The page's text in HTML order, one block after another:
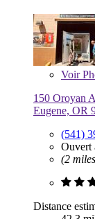
Voir
150 Oroyan
Eugene, OR
(541)
Ouvert
(2
Distance